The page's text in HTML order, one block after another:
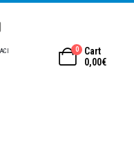
0
Cart
0,00€